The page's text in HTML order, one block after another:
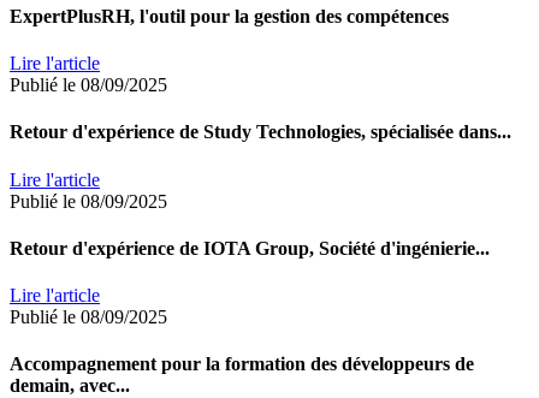
ExpertPlusRH, l'outil pour la gestion des compétences
Lire l'article
Publié le 08/09/2025
Retour d'expérience de Study Technologies, spécialisée dans...
Lire l'article
Publié le 08/09/2025
Retour d'expérience de IOTA Group, Société d'ingénierie...
Lire l'article
Publié le 08/09/2025
Accompagnement pour la formation des développeurs de
demain, avec...